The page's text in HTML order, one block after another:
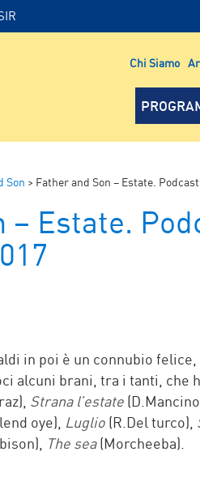
Chi Siamo
Son > Father and Son – Estate.
– Estate.
in poi è un connubio felice,
alcuni brani, tra i tanti, che
Strana l’estate
oye), Luglio (R.Del turco),
The sea(Morcheeba).